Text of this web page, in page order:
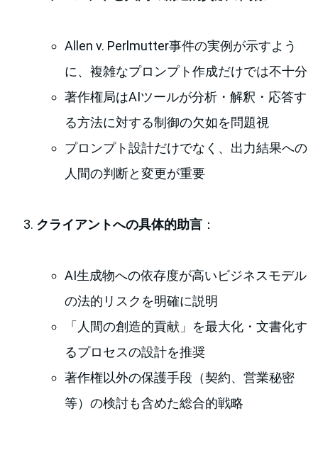
Allen v. Perlmutter事件の実例が示すよう
に、複雑なプロンプト作成だけでは不十分
著作権局はAIツールが分析・解釈・応答す
る方法に対する制御の欠如を問題視
プロンプト設計だけでなく、出力結果への
人間の判断と変更が重要
クライアントへの具体的助言 ：
AI生成物への依存度が高いビジネスモデル
の法的リスクを明確に説明
「人間の創造的貢献」を最大化・文書化す
るプロセスの設計を推奨
著作権以外の保護手段（契約、営業秘密
等）の検討も含めた総合的戦略